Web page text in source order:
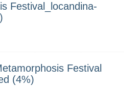
Festival_locandina-
Festival
(4%)